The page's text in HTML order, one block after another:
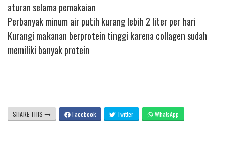
aturan selama pemakaian
Perbanyak minum air putih kurang lebih 2 liter per hari
Kurangi makanan berprotein tinggi karena collagen sudah
memiliki banyak protein
SHARE THIS Facebook Twitter WhatsApp